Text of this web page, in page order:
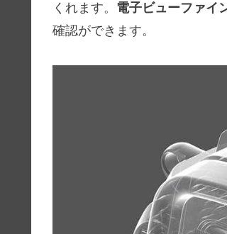
くれます。 電子ビューファイ
確認ができます。